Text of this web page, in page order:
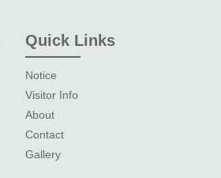
Quick Links
Notice
Visitor Info
About
Contact
Gallery